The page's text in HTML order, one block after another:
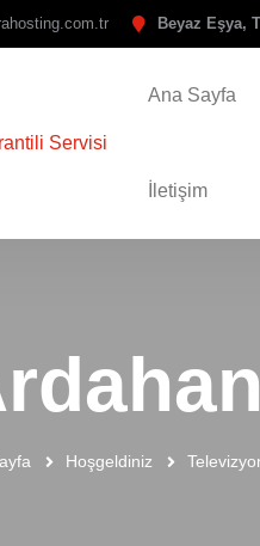
Beyaz Eşya,
Ana Sayfa
İletişim
Hoşgeldiniz